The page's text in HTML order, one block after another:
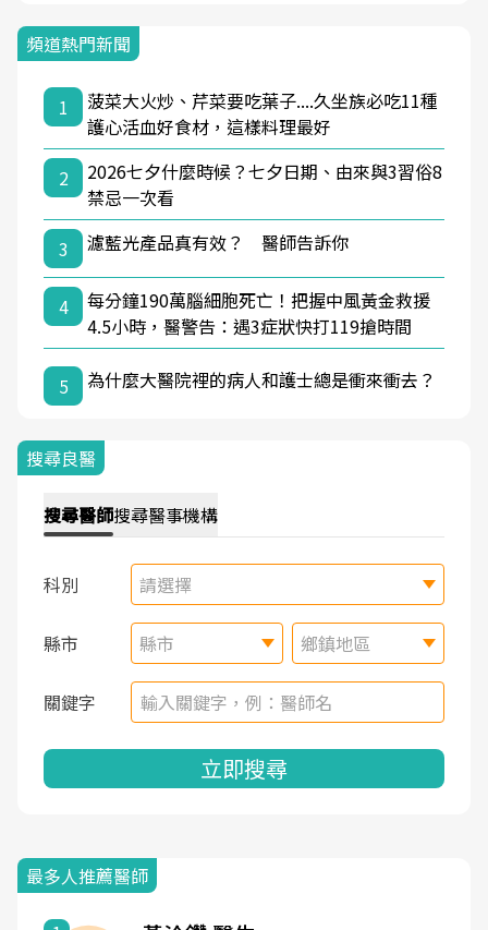
頻道熱門新聞
1
菠菜大火炒、芹菜要吃葉子....久坐族必吃11種
護心活血好食材，這樣料理最好
2
2026七夕什麼時候？七夕日期、由來與3習俗8
禁忌一次看
3
濾藍光產品真有效？ 醫師告訴你
4
每分鐘190萬腦細胞死亡！把握中風黃金救援
4.5小時，醫警告：遇3症狀快打119搶時間
5 為什麼大醫院裡的病人和護士總是衝來衝去？
搜尋良醫
搜尋醫師搜尋醫事機構
科別 請選擇
縣市 縣市 鄉鎮地區
關鍵字
立即搜尋
最多人推薦醫師